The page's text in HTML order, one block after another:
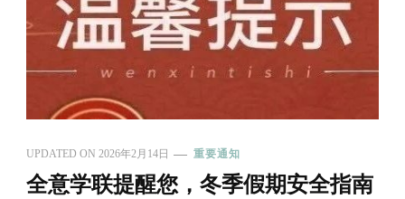
UPDATED ON 2026年2月14日 重要通知
全意学联提醒您，冬季假期安全指南